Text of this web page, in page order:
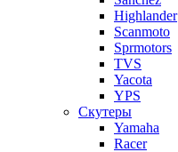
Highlander
Scanmoto
Sprmotors
TVS
Yacota
YPS
Скутеры
Yamaha
Racer